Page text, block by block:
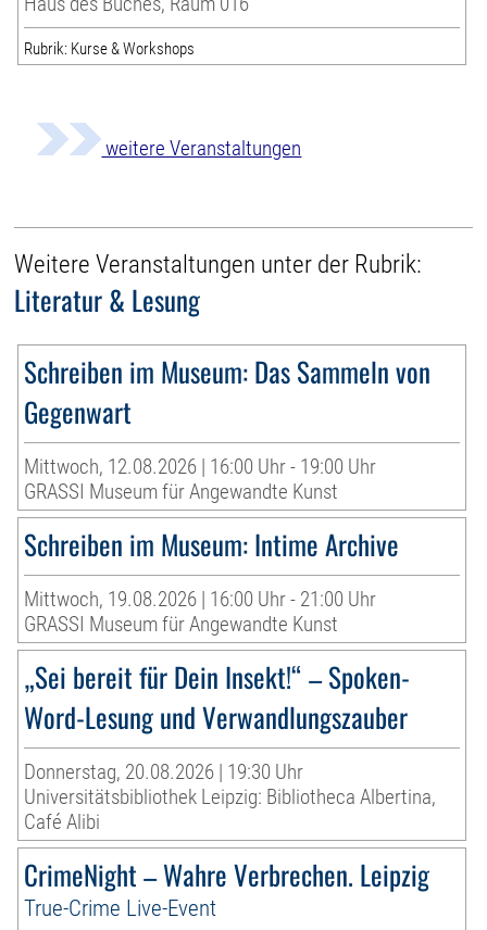
Rubrik: Kurse & Workshops
weitere Veranstaltungen
Weitere Veranstaltungen unter der Rubrik:
Literatur & Lesung
Schreiben im Museum: Das Sammeln von
Gegenwart
Mittwoch, 12.08.2026 | 16:00 Uhr - 19:00 Uhr
GRASSI Museum für Angewandte Kunst
Schreiben im Museum: Intime Archive
Mittwoch, 19.08.2026 | 16:00 Uhr - 21:00 Uhr
GRASSI Museum für Angewandte Kunst
„Sei bereit für Dein Insekt!“ – Spoken-
Word-Lesung und Verwandlungszauber
Donnerstag, 20.08.2026 | 19:30 Uhr
Universitätsbibliothek Leipzig: Bibliotheca Albertina,
Café Alibi
CrimeNight – Wahre Verbrechen. Leipzig
True-Crime Live-Event